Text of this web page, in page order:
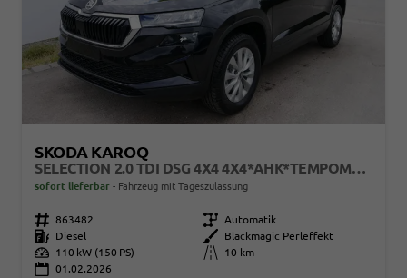
SKODA KAROQ
SELECTION 2.0 TDI DSG 4X4 4X4*AHK*TEMPOMAT*SMARTLINK*KLIMAAUTOMATIK*SHZ*LED
sofort lieferbar Fahrzeug mit Tageszulassung
Fahrzeugnr. 863482 Getriebe Automatik
Kraftstoff
Diesel Außenfarbe
Blackmagic Perleffekt
Leistung
110 kW (150 PS) Kilometerstand
10 km
01.02.2026